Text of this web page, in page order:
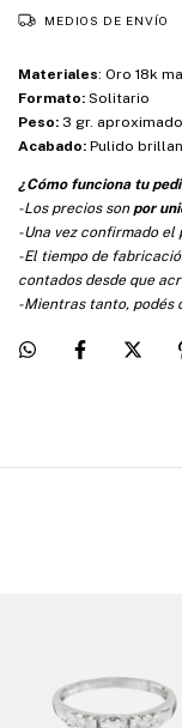
MEDIOS DE ENVÍO
Materiales: Oro 18k
Formato: Solitario
Peso: 3 gr. aproximado
Acabado: Pulido
¿Cómo funciona tu
-Los precios sonpor
-Una vez confirmado
-El tiempo de
contados desde que
-Mientras tanto, podés